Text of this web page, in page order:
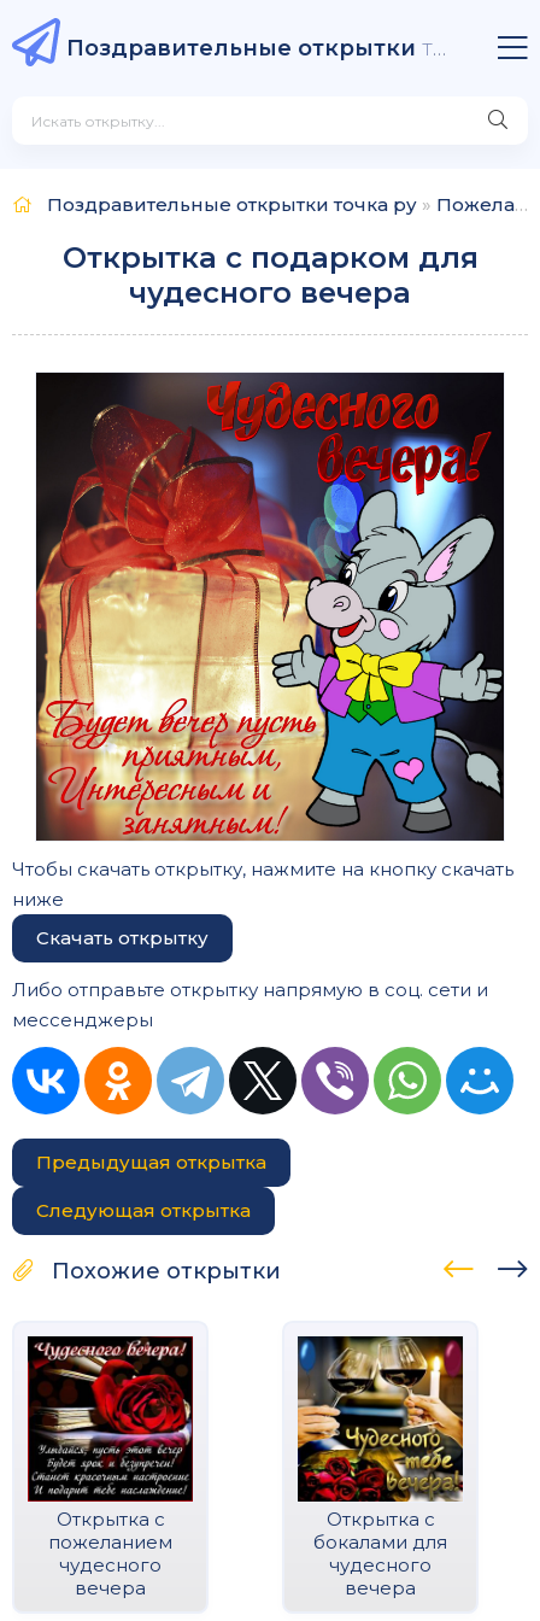
Поздравительные открытки точка ру
Поздравительные открытки точка ру » Пожелания
Открытка с подарком для
чудесного вечера
Чтобы скачать открытку, нажмите на кнопку скачать
ниже
Скачать открытку
Либо отправьте открытку напрямую в соц. сети и
мессенджеры
Предыдущая открытка
Следующая открытка
Похожие открытки
Открытка с
пожеланием
чудесного
вечера
Открытка с
бокалами для
чудесного
вечера